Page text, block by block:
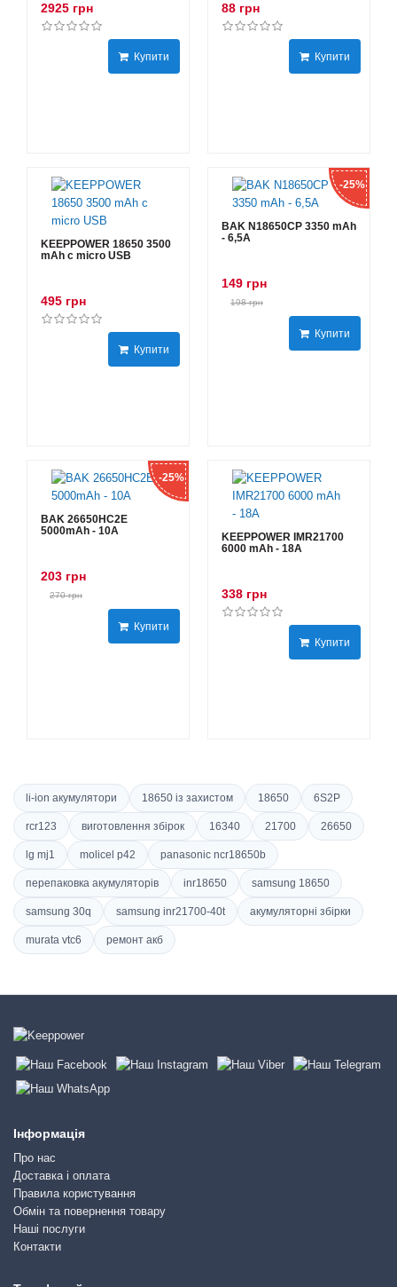
2925 грн
Купити
88 грн
Купити
KEEPPOWER 18650 3500
mAh с micro USB
495 грн
Купити
-25%
BAK N18650CP 3350 mAh
- 6,5А
149 грн
198 грн
Купити
-25%
BAK 26650HC2E
5000mAh - 10А
203 грн
270 грн
Купити
KEEPPOWER IMR21700
6000 mAh - 18А
338 грн
Купити
li-ion акумулятори 18650 із захистом 18650 6S2P
rcr123 виготовлення збірок 16340 21700 26650
lg mj1 molicel p42 panasonic ncr18650b
перепаковка акумуляторів inr18650 samsung 18650
samsung 30q samsung inr21700-40t акумуляторні збірки
murata vtc6 ремонт акб
Інформація
Про нас
Доставка і оплата
Правила користування
Обмін та повернення товару
Наші послуги
Контакти